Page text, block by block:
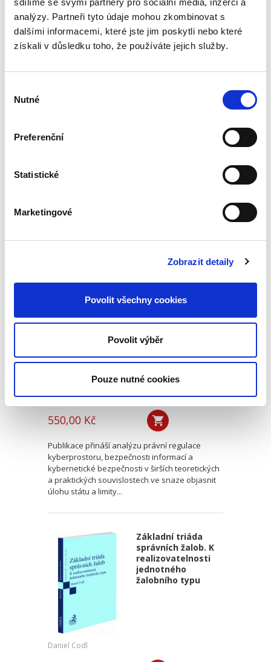
sdílíme se svými partnery pro sociální média, inzerci a
analýzy. Partneři tyto údaje mohou zkombinovat s
dalšími informacemi, které jste jim poskytli nebo které
získali v důsledku toho, že používáte jejich služby.
souhlasu
Nutné
Preferenční
Statistické
Marketingové
Zobrazit detaily
Povolit všechny cookies
Povolit výběr
Pouze nutné cookies
2023: Start
preventivní
šance pro
Petr Sprinz,a
490,00 Kč
restrukturalizace. Nová šance pro podnikatele,
nebo velký problém pro věřitele?“ je ve
Kolektiv autorů...
Právní regulace
kybernetické
bezpečnosti a její
meze
Kristina Ramešová
550,00 Kč
Publikace přináší analýzu právní regulace
kyberprostoru, bezpečnosti informací a
kybernetické bezpečnosti v širších teoretických
a praktických souvislostech ve snaze objasnit
úlohu státu a limity...
Základní triáda
správních žalob. K
realizovatelnosti
jednotného
žalobního typu
Daniel Codl